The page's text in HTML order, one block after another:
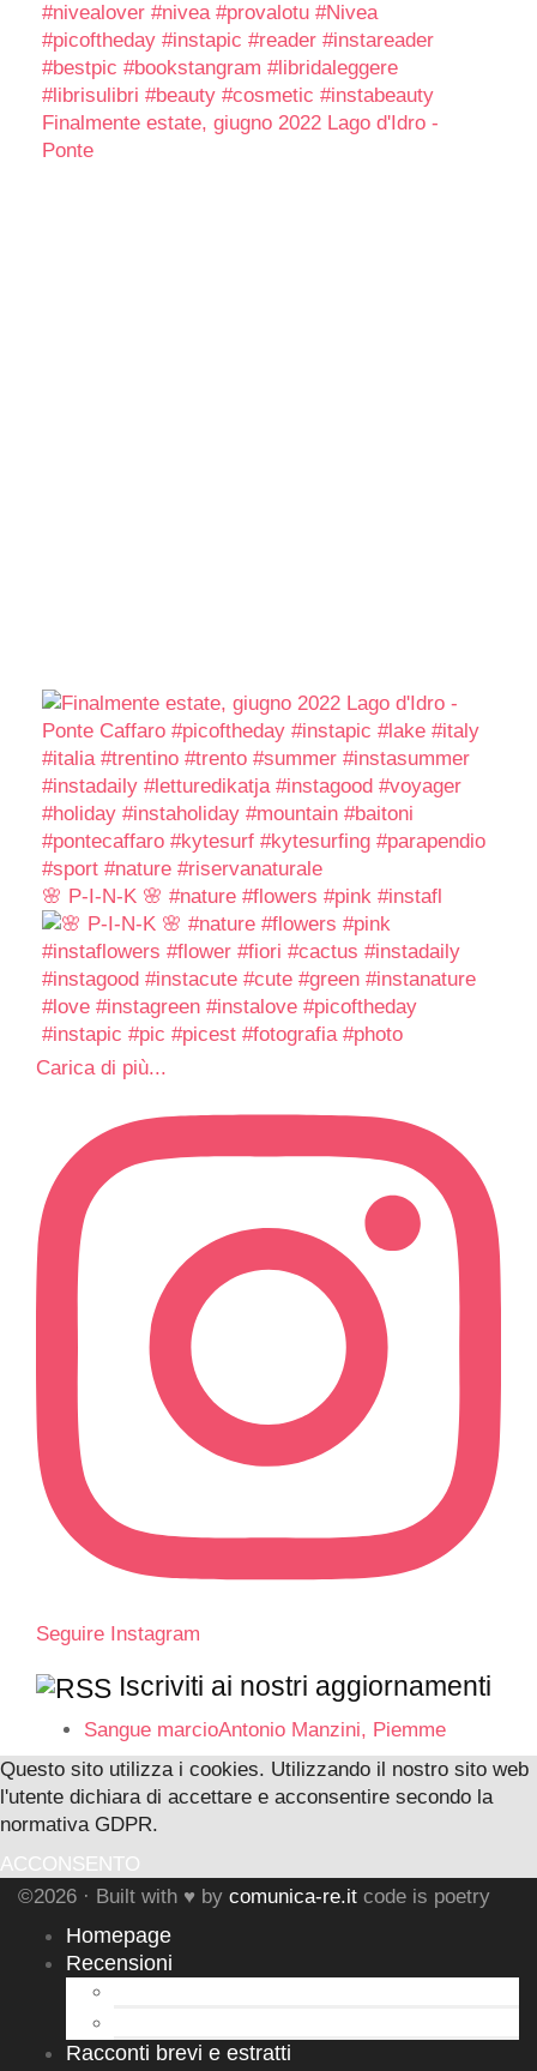
Finalmente estate, giugno 2022 Lago d'Idro -
Ponte
🌸 P-I-N-K 🌸 #nature #flowers #pink #instafl
Carica di più...
Seguire Instagram
Iscriviti ai nostri aggiornamenti
Sangue marcioAntonio Manzini, Piemme
Questo sito utilizza i cookies. Utilizzando il nostro sito web
l'utente dichiara di accettare e acconsentire secondo la
normativa GDPR.
ACCONSENTO
©2026 · Built with ♥ by comunica-re.it code is poetry
Homepage
Recensioni
Racconti brevi e estratti